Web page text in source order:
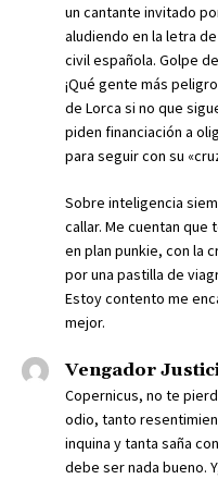
un cantante invitado
aludiendo en la letra
civil española. Golpe
¡Qué gente más
de Lorca si no que
piden financiación a
para seguir con su
Sobre inteligencia
callar. Me cuentan que
en plan punkie, con la
por una pastilla de
Estoy contento me
mejor.
Vengador
Copernicus, no te
odio, tanto
inquina y tanta saña
debe ser nada bueno.